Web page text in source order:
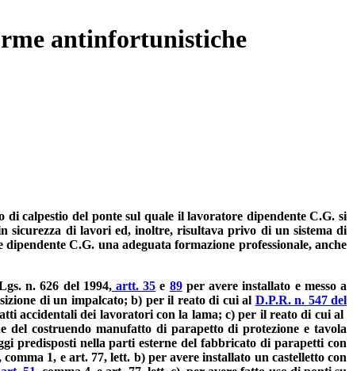
antinfortunistiche
calpestio del ponte sul quale il lavoratore dipendente C.G. si
sicurezza di lavori ed, inoltre, risultava privo di un sistema di
C.G. una adeguata formazione professionale, anche
n. 626 del 1994, artt. 35 e 89per avere installato e messo a
di un impalcato; b) per il reato di cui al D.P.R. n. 547 del
accidentali dei lavoratori con la lama; c) per il reato di cui al
del costruendo manufatto di parapetto di protezione e tavola
predisposti nella parti esterne del fabbricato di parapetti con
comma 1, e art. 77, lett. b) per avere installato un castelletto con